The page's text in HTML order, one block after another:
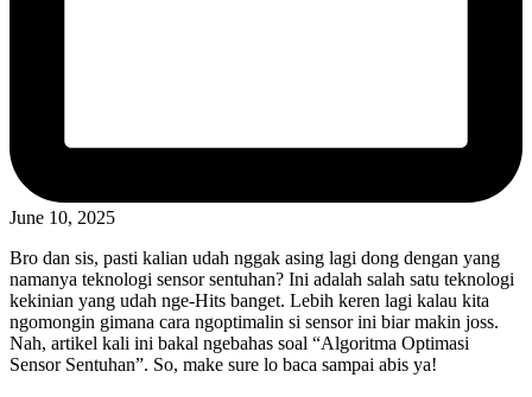
June 10, 2025
Bro dan sis, pasti kalian udah nggak asing lagi dong dengan yang
namanya teknologi sensor sentuhan? Ini adalah salah satu teknologi
kekinian yang udah nge-Hits banget. Lebih keren lagi kalau kita
ngomongin gimana cara ngoptimalin si sensor ini biar makin joss.
Nah, artikel kali ini bakal ngebahas soal “Algoritma Optimasi
Sensor Sentuhan”. So, make sure lo baca sampai abis ya!